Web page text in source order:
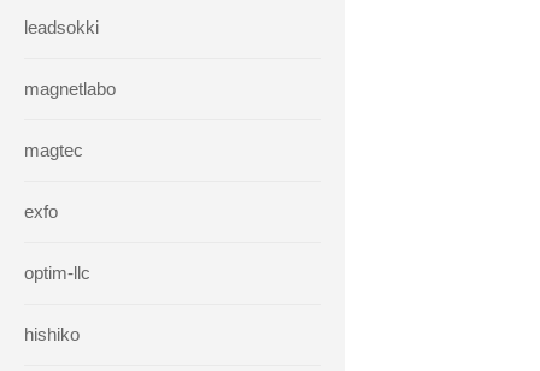
leadsokki
magnetlabo
magtec
exfo
optim-llc
hishiko